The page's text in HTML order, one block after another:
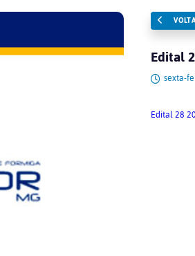
Edital
sexta-
Edital 28